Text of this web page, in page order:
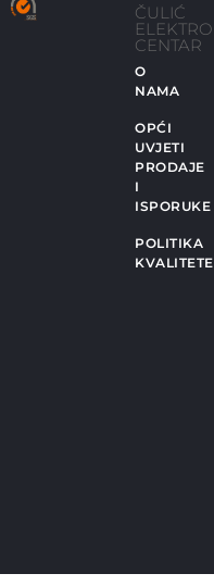
ČULIĆ
ELEKTRO
CENTAR
O
NAMA
OPĆI
UVJETI
PRODAJE
I
ISPORUKE
POLITIKA
KVALITETE